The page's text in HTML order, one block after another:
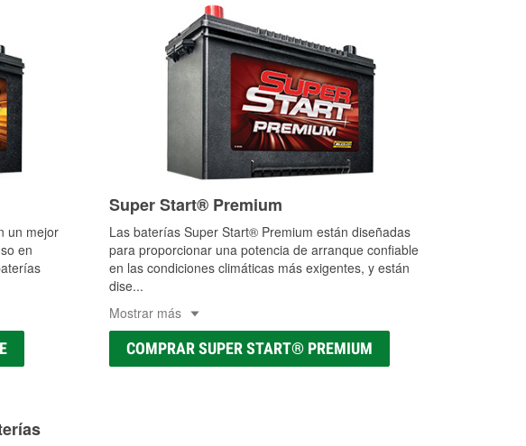
un mejor
en
Super Start® Premium
Las baterías Super Start® Premium están diseñadas
para proporcionar una potencia de arranque confiable
en las condiciones climáticas más exigentes, y están
dise...
Mostrar más
COMPRAR SUPER START® PREMIUM